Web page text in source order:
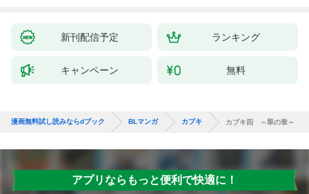
新刊配信予定 ランキング
キャンペーン 無料
漫画無料試し読みならdブック BLマンガ カブキ カブキ四 ～翠の章～
アプリならもっと便利で快適に！